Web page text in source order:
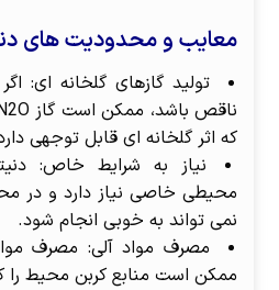
معایب و محدودیت های
تولید گازهای گلخانه ای:
که اثر گلخانه ای قابل توجهی
نیاز به شرایط خاص:
محیطی خاصی نیاز دارد و در
نمی تواند به خوبی انجام شود.
مصرف مواد آلی: مصرف
ممکن است منابع کربن محیط